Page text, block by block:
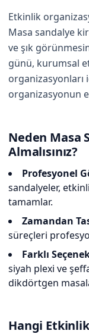
Etkinlik
Masa sandalye
ve şık
günü, kurumsal
organizasyonları
organizasyonun
Neden Masa
Almalısınız?
Profesyonel
sandalyeler,
tamamlar.
Zamandan
süreçleri
Farklı
siyah plexi ve
dikdörtgen
Hangi